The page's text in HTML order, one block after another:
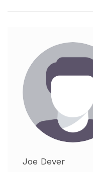
Joe Dever